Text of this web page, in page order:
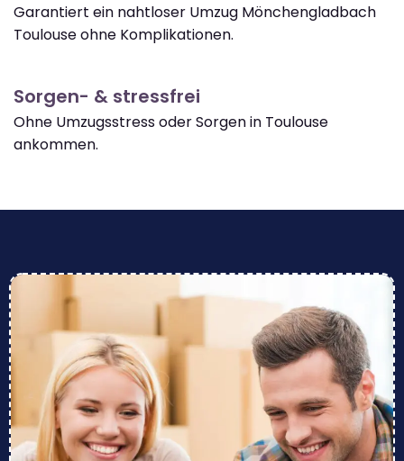
Garantiert ein nahtloser Umzug Mönchengladbach
Toulouse ohne Komplikationen.
Sorgen- & stressfrei
Ohne Umzugsstress oder Sorgen in Toulouse
ankommen.